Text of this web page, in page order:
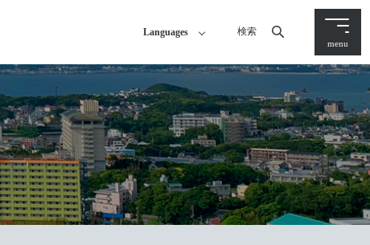
Languages 検索
menu